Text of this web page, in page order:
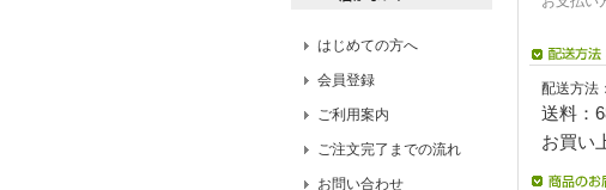
はじめての方へ
会員登録
ご利用案内
ご注文完了までの流れ
お問い合わせ
配送方法
送料：
お買い